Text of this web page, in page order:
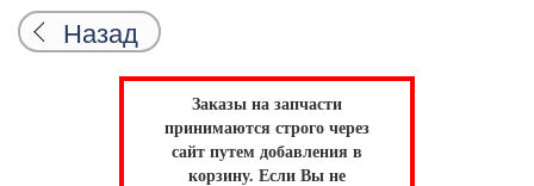
Назад
Заказы на запчасти
принимаются строго через
сайт путем добавления в
корзину. Если Вы не